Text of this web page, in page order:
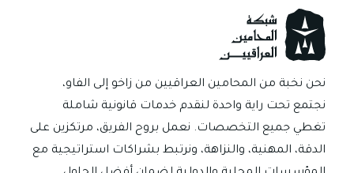
نحن نخبة من المحامين العراقيين من زاخو إلى الفاو،
نجتمع تحت راية واحدة لنقدم خدمات قانونية شاملة
تغطي جميع التخصصات. نعمل بروح الفريق، مرتكزين على
الدقة، المهنية، والنزاهة، ونرتبط بشراكات استراتيجية مع